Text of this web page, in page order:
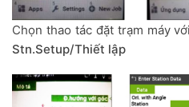
Chọn thao tác đặt trạm máy
Stn.Setup/Thiết lập